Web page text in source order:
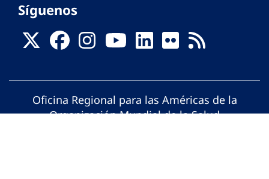
Síguenos
Oficina Regional para las Américas de la
Organización Mundial de la Salud